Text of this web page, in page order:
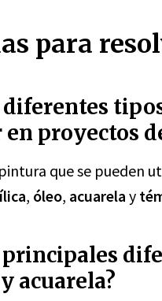
para
diferentes
proyectos
que se pueden
, óleo, acuarela y
principales
acuarela?